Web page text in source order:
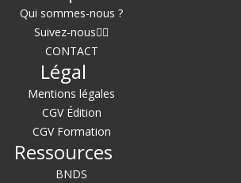
Qui sommes-nous ?
Suivez-nous
CONTACT
Légal
Mentions légales
CGV Édition
CGV Formation
Ressources
BNDS